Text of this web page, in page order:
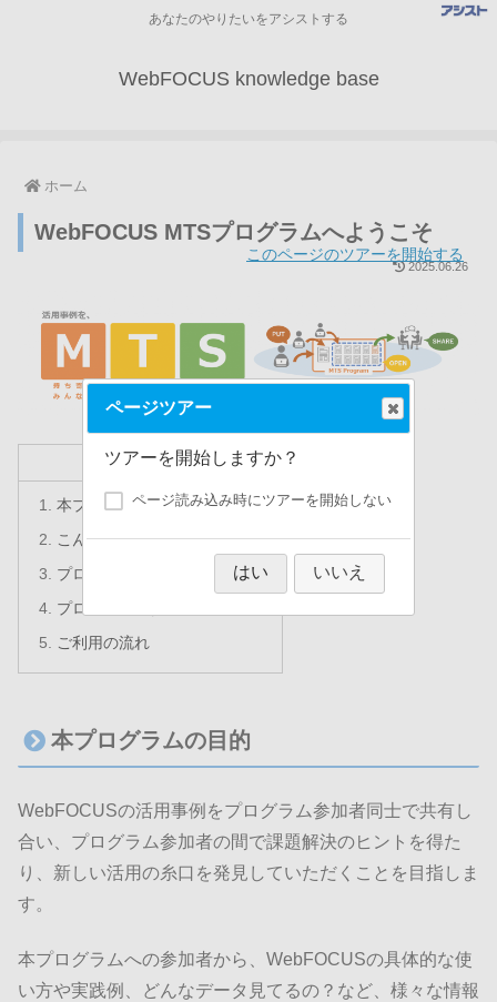
あなたのやりたいをアシストする
WebFOCUS knowledge base
ホーム
WebFOCUS MTSプログラムへようこそ
2025.06.26
このページのツアーを開始する
目次
本プログラムの目的
こんな方におススメ！
プログラムに興味がある方
プログラムに参加している方
ご利用の流れ
本プログラムの目的
WebFOCUSの活用事例をプログラム参加者同士で共有し
合い、プログラム参加者の間で課題解決のヒントを得た
り、新しい活用の糸口を発見していただくことを目指しま
す。
本プログラムへの参加者から、WebFOCUSの具体的な使
い方や実践例、どんなデータ見てるの？など、様々な情報
ページツアー
ツアーを開始しますか？
ページ読み込み時にツアーを開始しない
はい いいえ